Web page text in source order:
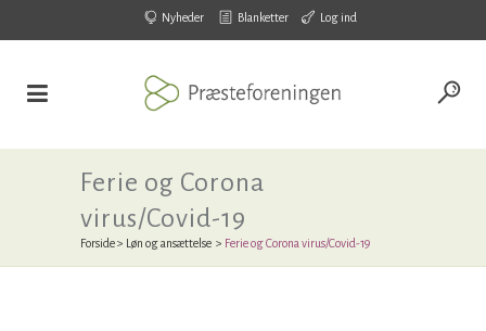
Nyheder Blanketter Log ind
Ferie og Corona
virus/Covid-19
Forside> Løn og ansættelse > Ferie og Corona virus/Covid-19